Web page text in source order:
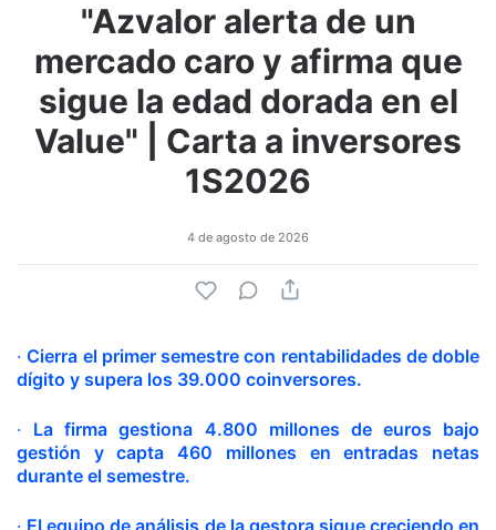
"Azvalor alerta de un
mercado caro y afirma que
sigue la edad dorada en el
Value" | Carta a inversores
1S2026
4 de agosto de 2026
·Cierra el primer semestre con rentabilidades de doble
dígito y supera los 39.000 coinversores.
· La firma gestiona 4.800 millones de euros bajo
gestión y capta 460 millones en entradas netas
durante el semestre.